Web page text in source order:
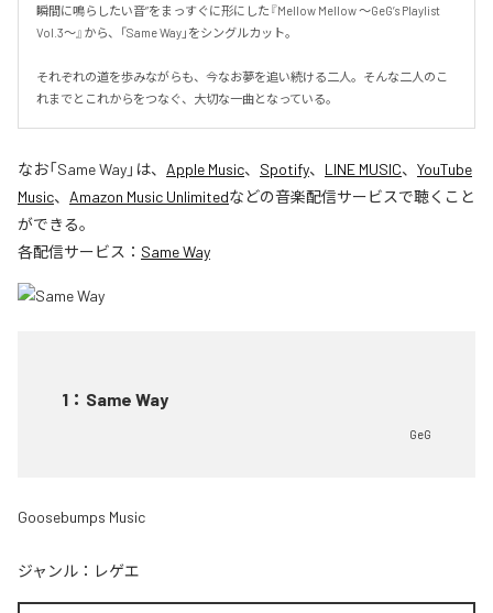
瞬間に鳴らしたい音”をまっすぐに形にした『Mellow Mellow ～GeG’s Playlist
Vol.3～』から、「Same Way」をシングルカット。
それぞれの道を歩みながらも、今なお夢を追い続ける二人。そんな二人のこ
れまでとこれからをつなぐ、大切な一曲となっている。
なお「Same Way」は、 Apple Music、 Spotify、 LINE MUSIC、 YouTube
Music、 Amazon Music Unlimitedなどの音楽配信サービスで聴くこと
ができる。
各配信サービス： Same Way
1 ： Same Way
GeG
Goosebumps Music
ジャンル： レゲエ